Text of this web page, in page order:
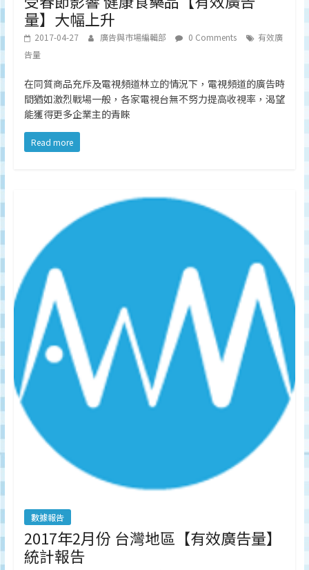
量】大幅上升
2017-04-27 廣告與市場編輯部 0 Comments
有效廣
告量
在同質商品充斥及電視頻道林立的情況下，電視頻道的廣告時
間猶如激烈戰場一般，各家電視台無不努力提高收視率，渴望
能獲得更多企業主的青睞
Read more
數據報告
2017年2月份 台灣地區【有效廣告量】
統計報告